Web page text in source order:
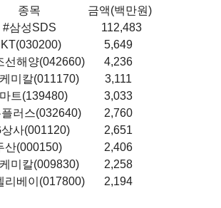
종목
금액(백만원)
#삼성SDS
112,483
KT(030200)
5,649
선해양(042660)
4,236
미칼(011170)
3,111
트(139480)
3,033
플러스(032640)
2,760
상사(001120)
2,651
산(000150)
2,406
미칼(009830)
2,258
리베이(017800)
2,194